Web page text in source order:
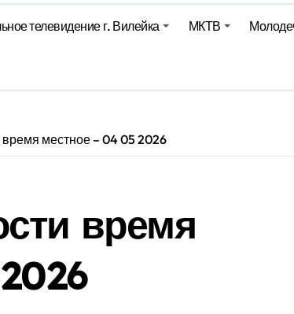
– 07 08 20
телевидение г. Вилейка МКТВ
местное – 04 05 2026
время